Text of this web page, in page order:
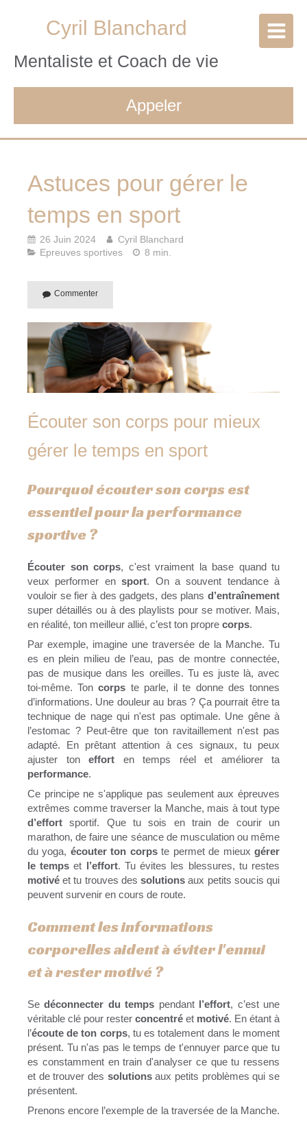
Cyril Blanchard
Mentaliste et Coach de vie
Appeler
Astuces pour gérer le
temps en sport
26 Juin 2024
Cyril Blanchard
Epreuves sportives
8 min.
Commenter
Écouter son corps pour mieux
gérer le temps en sport
Pourquoi écouter son corps est
essentiel pour la performance
sportive ?
Écouter son corps, c'est vraiment la base quand tu
veux performer ensport. On a souvent tendance à
vouloir se fier à des gadgets, des plans d’entraînement
super détaillés ou à des playlists pour se motiver. Mais,
en réalité, ton meilleur allié, c’est ton propre corps.
Par exemple, imagine une traversée de la Manche. Tu
es en plein milieu de l’eau, pas de montre connectée,
pas de musique dans les oreilles. Tu es juste là, avec
toi-même. Toncorps te parle, il te donne des tonnes
d’informations. Une douleur au bras ? Ça pourrait être ta
technique de nage qui n'est pas optimale. Une gêne à
l’estomac ? Peut-être que ton ravitaillement n'est pas
adapté. En prêtant attention à ces signaux, tu peux
ajuster ton effort en temps réel et améliorer ta
performance.
Ce principe ne s'applique pas seulement aux épreuves
extrêmes comme traverser la Manche, mais à tout type
d’effortsportif. Que tu sois en train de courir un
marathon, de faire une séance de musculation ou même
du yoga, écouter ton corpste permet de mieuxgérer
le temps et l’effort. Tu évites les blessures, tu restes
motivéet tu trouves dessolutionsaux petits soucis qui
peuvent survenir en cours de route.
Comment les informations
corporelles aident à éviter l'ennui
et à rester motivé ?
Sedéconnecter du temps pendant l’effort, c’est une
véritable clé pour rester concentré et motivé. En étant à
l’écoute de ton corps, tu es totalement dans le moment
présent. Tu n'as pas le temps de t'ennuyer parce que tu
es constamment en train d'analyser ce que tu ressens
et de trouver des solutionsaux petits problèmes qui se
présentent.
Prenons encore l’exemple de la traversée de la Manche.